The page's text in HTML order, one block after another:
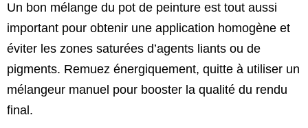
Un bon mélange du pot de peinture est tout aussi
important pour obtenir une application homogène et
éviter les zones saturées d’agents liants ou de
pigments. Remuez énergiquement, quitte à utiliser un
mélangeur manuel pour booster la qualité du rendu
final.